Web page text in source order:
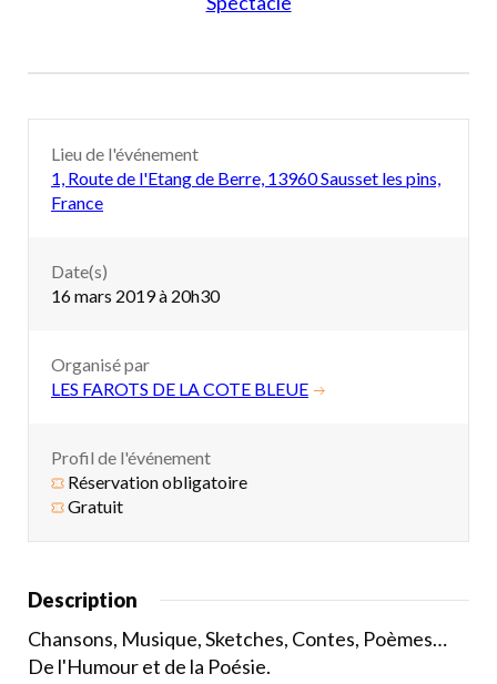
Lieu de l'événement
1, Route de l'Etang de Berre, 13960 Sausset les pins,
France
Date(s)
16 mars 2019 à 20h30
Organisé par
LES FAROTS DE LA COTE BLEUE
Profil de l'événement
Réservation obligatoire
Gratuit
Description
Chansons, Musique, Sketches, Contes, Poèmes…
De l'Humour et de la Poésie.